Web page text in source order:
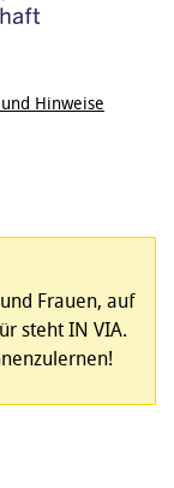
Hinweise
Frauen, auf
steht IN VIA.